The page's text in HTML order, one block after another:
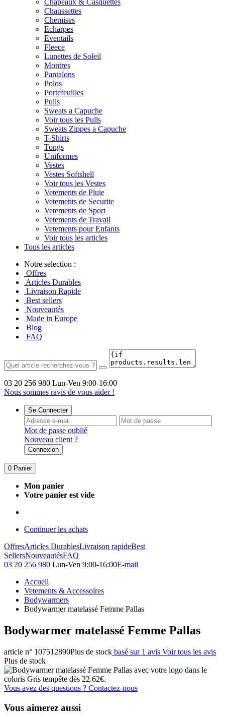
Chapeaux & Casquettes
Chaussettes
Chemises
Echarpes
Eventails
Fleece
Lunettes de Soleil
Montres
Pantalons
Polos
Portefeuilles
Pulls
Sweats a Capuche
Voir tous les Pulls
Sweats Zippes a Capuche
T-Shirts
Tongs
Uniformes
Vestes
Vestes Softshell
Voir tous les Vestes
Vetements de Pluie
Vetements de Securite
Vetements de Sport
Vetements de Travail
Vetements pour Enfants
Voir tous les articles
Tous les articles
Notre selection :
Offres
Articles Durables
Livraison Rapide
Best sellers
Nouveautés
Made in Europe
Blog
FAQ
03 20 256 980 Lun-Ven 9:00-16:00
Nous sommes ravis de vous aider !
Se Connecter
Mot de passe oublié
Nouveau client ?
Connexion
0 Panier
Mon panier
Votre panier est vide
Continuer les achats
OffresArticles DurablesLivraison rapideBest
SellersNouveautésFAQ
03 20 256 980 Lun-Ven 9:00-16:00E-mail
Accueil
Vetements & Accessoires
Bodywarmers
Bodywarmer matelassé Femme Pallas
Bodywarmer matelassé Femme Pallas
article n° 107512890Plus de stock basé sur 1 avis Voir tous les avis
Plus de stock
Vous avez des questions ? Contactez-nous
Vous aimerez aussi